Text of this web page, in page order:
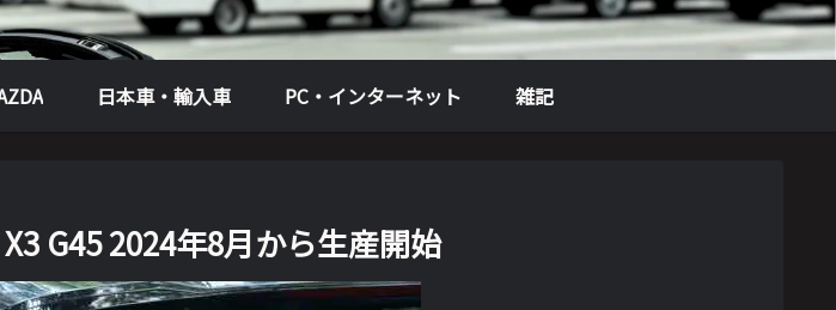
日本車・輸入車 PC・インターネット 雑記
G45 2024年8月から生産開始